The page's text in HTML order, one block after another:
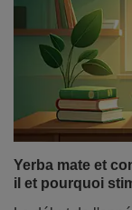
Yerba mate et
il et pourquoi
Le début de
semaines de
étudiants de
efficacement, de
leurs périodes de